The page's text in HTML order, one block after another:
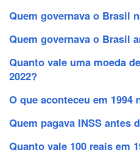
Quem governava o Brasil
Quem governava o Brasil
Quanto vale uma moeda
2022?
O que aconteceu em 1994
Quem pagava INSS antes
Quanto vale 100 reais em